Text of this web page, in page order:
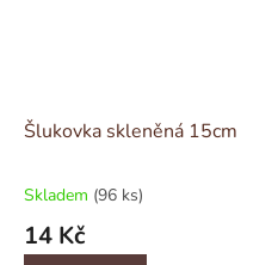
Šlukovka skleněná 15cm
Skladem (96 ks)
14 Kč